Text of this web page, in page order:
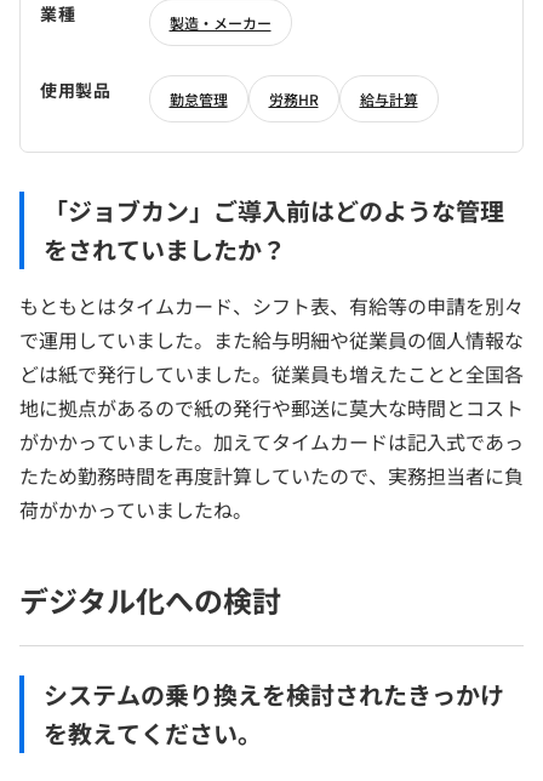
業種 製造・メーカー
使用製品 勤怠管理 労務HR 給与計算
「ジョブカン」ご導入前はどのような管理
をされていましたか？
もともとはタイムカード、シフト表、有給等の申請を別々
で運用していました。また給与明細や従業員の個人情報な
どは紙で発行していました。従業員も増えたことと全国各
地に拠点があるので紙の発行や郵送に莫大な時間とコスト
がかかっていました。加えてタイムカードは記入式であっ
たため勤務時間を再度計算していたので、実務担当者に負
荷がかかっていましたね。
デジタル化への検討
システムの乗り換えを検討されたきっかけ
を教えてください。